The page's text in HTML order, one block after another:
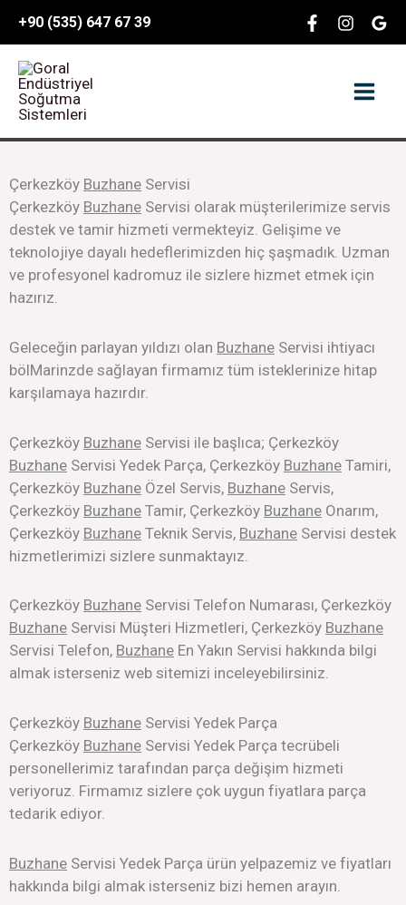
content
+90 (535) 647 67 39
Çerkezköy Buzhane Servisi
Çerkezköy Buzhane Servisi olarak müşterilerimize servis
destek ve tamir hizmeti vermekteyiz. Gelişime ve
teknolojiye dayalı hedeflerimizden hiç şaşmadık. Uzman
ve profesyonel kadromuz ile sizlere hizmet etmek için
hazırız.
Geleceğin parlayan yıldızı olan Buzhane Servisi ihtiyacı
bölMarinzde sağlayan firmamız tüm isteklerinize hitap
karşılamaya hazırdır.
Çerkezköy Buzhane Servisi ile başlıca; Çerkezköy
Buzhane Servisi Yedek Parça, Çerkezköy Buzhane Tamiri,
Çerkezköy Buzhane Özel Servis, Buzhane Servis,
Çerkezköy Buzhane Tamir, Çerkezköy Buzhane Onarım,
Çerkezköy Buzhane Teknik Servis, Buzhane Servisi destek
hizmetlerimizi sizlere sunmaktayız.
Çerkezköy Buzhane Servisi Telefon Numarası, Çerkezköy
Buzhane Servisi Müşteri Hizmetleri, Çerkezköy Buzhane
Servisi Telefon, Buzhane En Yakın Servisi hakkında bilgi
almak isterseniz web sitemizi inceleyebilirsiniz.
Çerkezköy Buzhane Servisi Yedek Parça
Çerkezköy Buzhane Servisi Yedek Parça tecrübeli
personellerimiz tarafından parça değişim hizmeti
veriyoruz. Firmamız sizlere çok uygun fiyatlara parça
tedarik ediyor.
Buzhane Servisi Yedek Parça ürün yelpazemiz ve fiyatları
hakkında bilgi almak isterseniz bizi hemen arayın.